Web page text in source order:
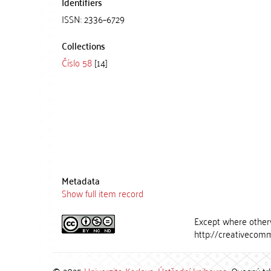
ISSN: 2336–6729
Collections
Číslo 58[14]
Metadata
Show full item record
Except where
http://